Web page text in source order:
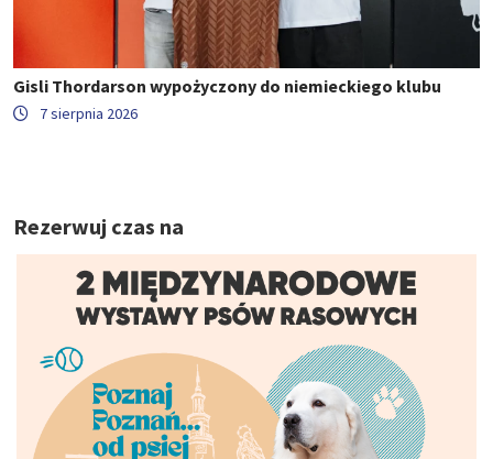
Gisli Thordarson wypożyczony do niemieckiego klubu
7 sierpnia 2026
Rezerwuj czas na